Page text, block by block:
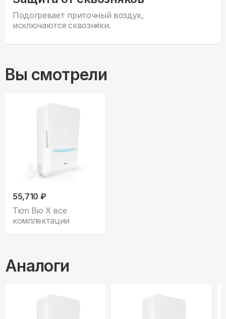
Подогревает приточный воздух,
исключаются сквозняки.
Вы смотрели
55,710 ₽
Tion Bio X все
комплектации
Аналоги